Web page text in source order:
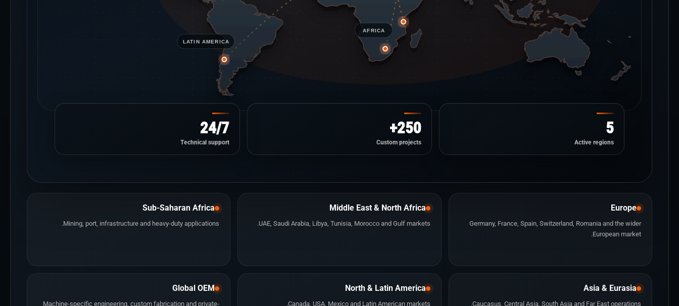
LATIN AMERICA
AFRICA
5
Active regions
250+
Custom projects
24/7
Technical support
Europe
Germany, France, Spain, Switzerland, Romania and the wider
European market.
Middle East & North Africa
UAE, Saudi Arabia, Libya, Tunisia, Morocco and Gulf markets.
Sub-Saharan Africa
Mining, port, infrastructure and heavy-duty applications.
Asia & Eurasia
Caucasus, Central Asia, South Asia and Far East operations.
North & Latin America
Canada, USA, Mexico and Latin American markets.
Global OEM
Machine-specific engineering, custom fabrication and private-